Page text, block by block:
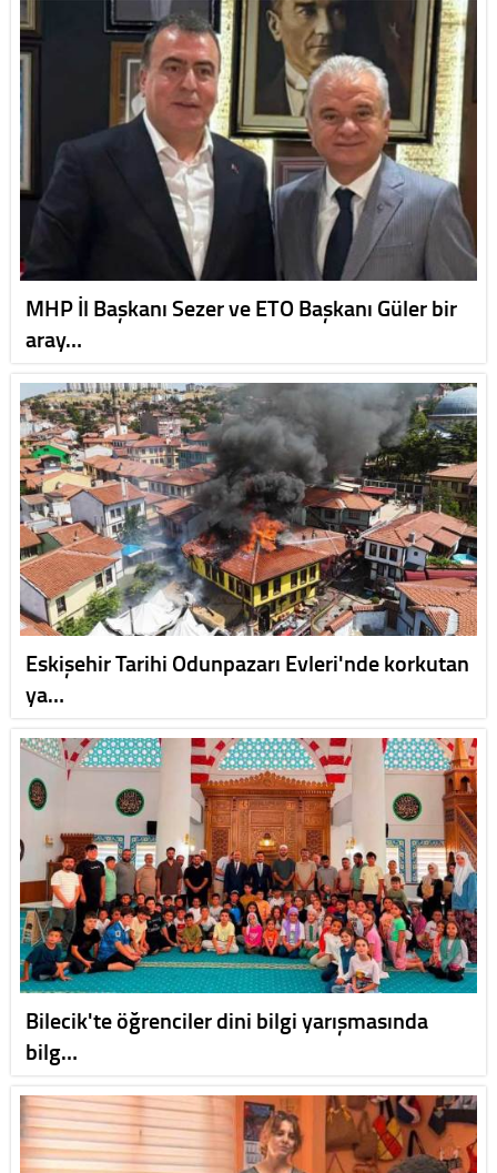
MHP İl Başkanı Sezer ve ETO Başkanı Güler bir
aray…
Eskişehir Tarihi Odunpazarı Evleri'nde korkutan
ya…
Bilecik'te öğrenciler dini bilgi yarışmasında
bilg…